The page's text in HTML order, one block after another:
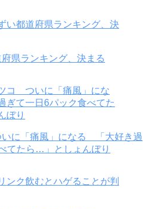
県ランキング、決まる
に「痛風」になる 「大好き過
てたら…」としょんぼり